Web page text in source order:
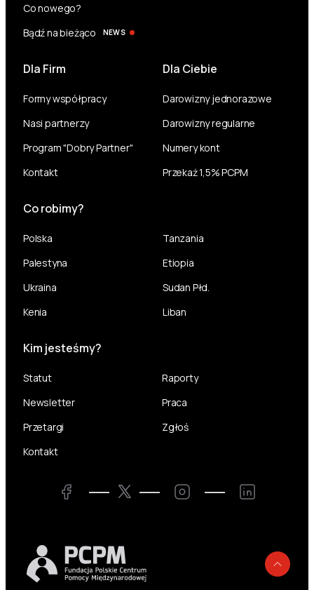
Co nowego?
Bądź na bieżąco
NEWS
Dla Firm
Formy współpracy
Nasi partnerzy
Program "Dobry Partner"
Kontakt
Dla Ciebie
Darowizny jednorazowe
Darowizny regularne
Numery kont
Przekaż 1,5% PCPM
Co robimy?
Polska
Palestyna
Ukraina
Kenia
Tanzania
Etiopia
Sudan Płd.
Liban
Kim jesteśmy?
Statut
Raporty
Newsletter
Praca
Przetargi
Zgłoś
Kontakt
Facebook Twitter Instagram LinkedIn